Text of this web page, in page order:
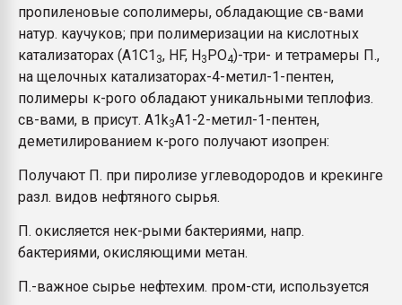
пропиленовые сополимеры, обладающие св-вами
натур. каучуков; при полимеризации на кислотных
катализаторах (А1С1 3, HF, Н3РО4)-три- и тетрамеры П.,
на щелочных катализаторах-4-метил-1-пентен,
полимеры к-рого обладают уникальными теплофиз.
св-вами, в присут. А1k3А1-2-метил-1-пентен,
деметилированием к-рого получают изопрен:
Получают П. при пиролизе углеводородов и крекинге
разл. видов нефтяного сырья.
П. окисляется нек-рыми бактериями, напр.
бактериями, окисляющими метан.
П.-важное сырье нефтехим. пром-сти, используется